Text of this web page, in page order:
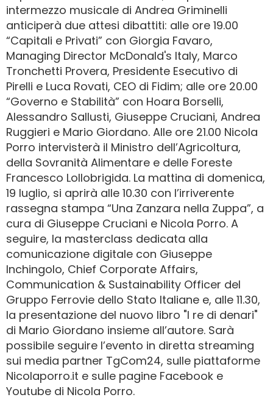
intermezzo musicale di Andrea Griminelli
anticiperà due attesi dibattiti: alle ore 19.00
“Capitali e Privati” con Giorgia Favaro,
Managing Director McDonald's Italy, Marco
Tronchetti Provera, Presidente Esecutivo di
Pirelli e Luca Rovati, CEO di Fidim; alle ore 20.00
“Governo e Stabilità” con Hoara Borselli,
Alessandro Sallusti, Giuseppe Cruciani, Andrea
Ruggieri e Mario Giordano. Alle ore 21.00 Nicola
Porro intervisterà il Ministro dell’Agricoltura,
della Sovranità Alimentare e delle Foreste
Francesco Lollobrigida. La mattina di domenica,
19 luglio, si aprirà alle 10.30 con l’irriverente
rassegna stampa “Una Zanzara nella Zuppa”, a
cura di Giuseppe Cruciani e Nicola Porro. A
seguire, la masterclass dedicata alla
comunicazione digitale con Giuseppe
Inchingolo, Chief Corporate Affairs,
Communication & Sustainability Officer del
Gruppo Ferrovie dello Stato Italiane e, alle 11.30,
la presentazione del nuovo libro "I re di denari"
di Mario Giordano insieme all’autore. Sarà
possibile seguire l’evento in diretta streaming
sui media partner TgCom24, sulle piattaforme
Nicolaporro.it e sulle pagine Facebook e
Youtube di Nicola Porro.